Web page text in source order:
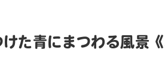
た青にまつわる風景